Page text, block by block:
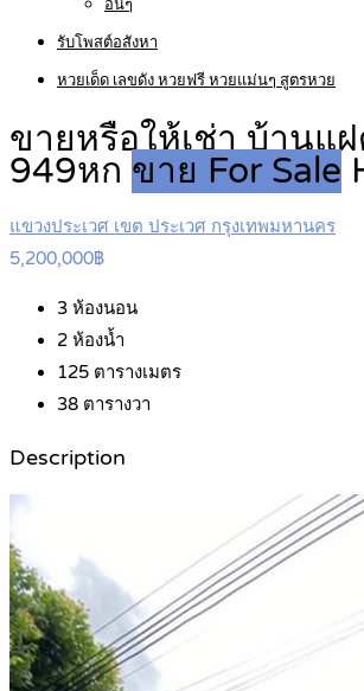
อื่นๆ
รับโพสต์อสังหา
หวยเด็ด เลขดัง หวยฟรี หวยแม่นๆ สูตรหวย
ขายหรือให้เช่า บ้านแ
949หก ขาย For Sale
แขวงประเวศ เขต ประเวศ กรุงเทพมหานคร
5,200,000฿
3 ห้องนอน
2 ห้องน้ำ
125 ตารางเมตร
38 ตารางวา
Description